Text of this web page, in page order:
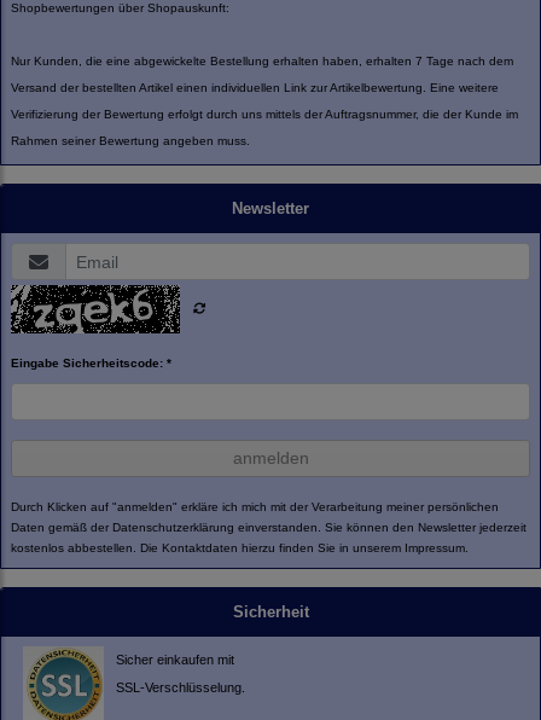
Shopbewertungen über Shopauskunft:
Nur Kunden, die eine abgewickelte Bestellung erhalten haben, erhalten 7 Tage nach dem
Versand der bestellten Artikel einen individuellen Link zur Artikelbewertung. Eine weitere
Verifizierung der Bewertung erfolgt durch uns mittels der Auftragsnummer, die der Kunde im
Rahmen seiner Bewertung angeben muss.
Newsletter
Eingabe Sicherheitscode: *
anmelden
Durch Klicken auf "anmelden" erkläre ich mich mit der Verarbeitung meiner persönlichen
Daten gemäß der Datenschutzerklärung einverstanden. Sie können den Newsletter jederzeit
kostenlos abbestellen. Die Kontaktdaten hierzu finden Sie in unserem Impressum.
Sicherheit
Sicher einkaufen mit
SSL-Verschlüsselung.